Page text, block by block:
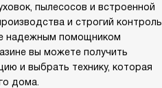
пылесосов и встроенной
и строгий контроль
надежным помощником
вы можете получить
и выбрать технику, которая
дома.